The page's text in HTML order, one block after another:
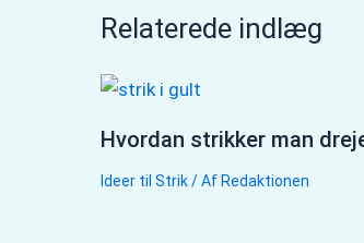
Relaterede indlæg
Hvordan strikker man
Ideer til Strik/ Af Redaktionen